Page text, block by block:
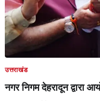
उत्तराखंड
नगर निगम देहरादून द्वारा